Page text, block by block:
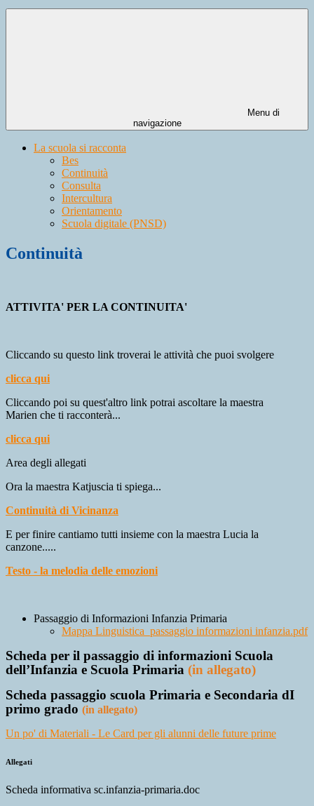
Menu di
navigazione
La scuola si racconta
Bes
Continuità
Consulta
Intercultura
Orientamento
Scuola digitale (PNSD)
Continuità
ATTIVITA' PER LA CONTINUITA'
Cliccando su questo link troverai le attività che puoi svolgere
clicca qui
Cliccando poi su quest'altro link potrai ascoltare la maestra
Marien che ti racconterà...
clicca qui
Area degli allegati
Ora la maestra Katjuscia ti spiega...
Continuità di Vicinanza
E per finire cantiamo tutti insieme con la maestra Lucia la
canzone.....
Testo - la melodia delle emozioni
Passaggio di Informazioni Infanzia Primaria
Mappa Linguistica_passaggio informazioni infanzia.pdf
Scheda per il passaggio di informazioni Scuola
dell’Infanzia e Scuola Primaria (in allegato)
Scheda passaggio scuola Primaria e Secondaria dI
primo grado (in allegato)
Un po' di Materiali - Le Card per gli alunni delle future prime
Allegati
Scheda informativa sc.infanzia-primaria.doc